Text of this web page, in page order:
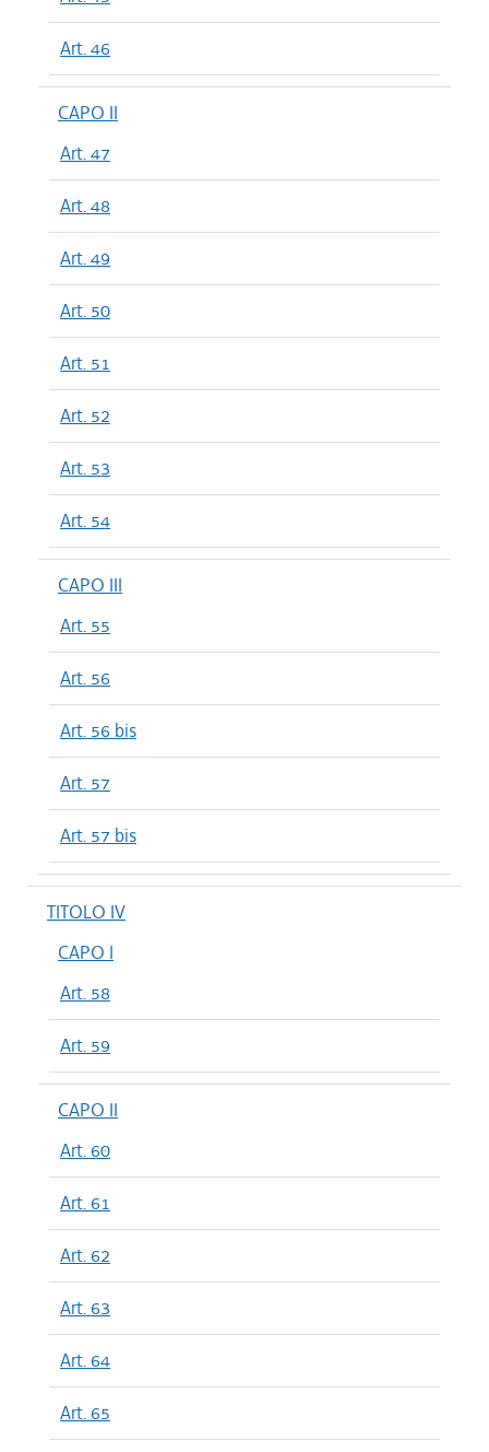
Art. 46
CAPO II
Art. 47
Art. 48
Art. 49
Art. 50
Art. 51
Art. 52
Art. 53
Art. 54
CAPO III
Art. 55
Art. 56
Art. 56 bis
Art. 57
Art. 57 bis
TITOLO IV
CAPO I
Art. 58
Art. 59
CAPO II
Art. 60
Art. 61
Art. 62
Art. 63
Art. 64
Art. 65